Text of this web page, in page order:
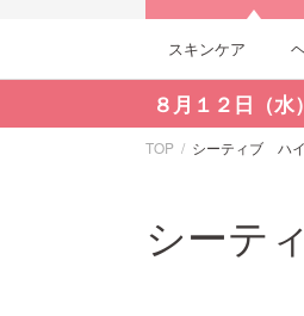
スキンケア
８月１２日（
TOP シーティブ ハ
シーテ